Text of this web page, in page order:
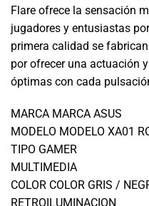
Flare ofrece la sensación
jugadores y entusiastas
primera calidad se
por ofrecer una actuación
óptimas con cada
MARCA MARCA ASUS
MODELO MODELO XA01
TIPO GAMER
MULTIMEDIA
COLOR COLOR GRIS /
RETROILUMINACION